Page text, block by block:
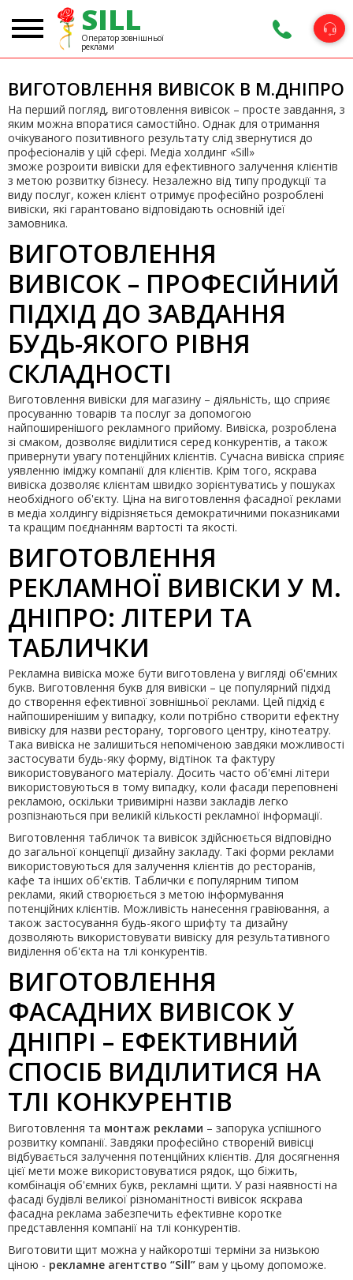
SILL
Оператор зовнішньої
реклами
ВИГОТОВЛЕННЯ ВИВІСОК В М.ДНІПРО
На перший погляд, виготовлення вивісок – просте завдання, з
яким можна впоратися самостійно. Однак для отримання
очікуваного позитивного результату слід звернутися до
професіоналів у цій сфері. Медіа холдинг «Sill»
зможе розроити вивіски для ефективного залучення клієнтів
з метою розвитку бізнесу. Незалежно від типу продукції та
виду послуг, кожен клієнт отримує професійно розроблені
вивіски, які гарантовано відповідають основній ідеї
замовника.
ВИГОТОВЛЕННЯ
ВИВІСОК – ПРОФЕСІЙНИЙ
ПІДХІД ДО ЗАВДАННЯ
БУДЬ-ЯКОГО РІВНЯ
СКЛАДНОСТІ
Виготовлення вивіски для магазину – діяльність, що сприяє
просуванню товарів та послуг за допомогою
найпоширенішого рекламного прийому. Вивіска, розроблена
зі смаком, дозволяє виділитися серед конкурентів, а також
привернути увагу потенційних клієнтів. Сучасна вивіска сприяє
уявленню іміджу компанії для клієнтів. Крім того, яскрава
вивіска дозволяє клієнтам швидко зорієнтуватись у пошуках
необхідного об'єкту. Ціна на виготовлення фасадної реклами
в медіа холдингу відрізняється демократичними показниками
та кращим поєднанням вартості та якості.
ВИГОТОВЛЕННЯ
РЕКЛАМНОЇ ВИВІСКИ У М.
ДНІПРО: ЛІТЕРИ ТА
ТАБЛИЧКИ
Рекламна вивіска може бути виготовлена у вигляді об'ємних
букв. Виготовлення букв для вивіски – це популярний підхід
до створення ефективної зовнішньої реклами. Цей підхід є
найпоширенішим у випадку, коли потрібно створити ефектну
вивіску для назви ресторану, торгового центру, кінотеатру.
Така вивіска не залишиться непоміченою завдяки можливості
застосувати будь-яку форму, відтінок та фактуру
використовуваного матеріалу. Досить часто об'ємні літери
використовуються в тому випадку, коли фасади переповнені
рекламою, оскільки тривимірні назви закладів легко
розпізнаються при великій кількості рекламної інформації.
Виготовлення табличок та вивісок здійснюється відповідно
до загальної концепції дизайну закладу. Такі форми реклами
використовуються для залучення клієнтів до ресторанів,
кафе та інших об'єктів. Таблички є популярним типом
реклами, який створюється з метою інформування
потенційних клієнтів. Можливість нанесення гравіювання, а
також застосування будь-якого шрифту та дизайну
дозволяють використовувати вивіску для результативного
виділення об'єкта на тлі конкурентів.
ВИГОТОВЛЕННЯ
ФАСАДНИХ ВИВІСОК У
ДНІПРІ – ЕФЕКТИВНИЙ
СПОСІБ ВИДІЛИТИСЯ НА
ТЛІ КОНКУРЕНТІВ
Виготовлення та монтаж реклами – запорука успішного
розвитку компанії. Завдяки професійно створеній вивісці
відбувається залучення потенційних клієнтів. Для досягнення
цієї мети може використовуватися рядок, що біжить,
комбінація об'ємних букв, рекламні щити. У разі наявності на
фасаді будівлі великої різноманітності вивісок яскрава
фасадна реклама забезпечить ефективне коротке
представлення компанії на тлі конкурентів.
Виготовити щит можна у найкоротші терміни за низькою
ціною - рекламне агентство “Sill” вам у цьому допоможе.